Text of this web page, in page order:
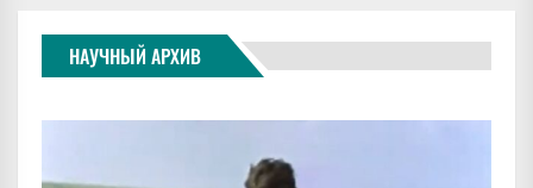
НАУЧНЫЙ АРХИВ